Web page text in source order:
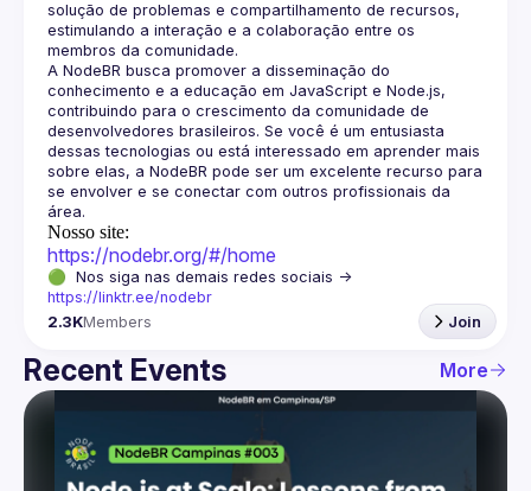
solução de problemas e compartilhamento de recursos,
estimulando a interação e a colaboração entre os
A NodeBR busca promover a disseminação do
conhecimento e a educação em JavaScript e Node.js,
contribuindo para o crescimento da comunidade de
desenvolvedores brasileiros. Se você é um entusiasta
dessas tecnologias ou está interessado em aprender mais
sobre elas, a NodeBR pode ser um excelente recurso para
se envolver e se conectar com outros profissionais da
Nosso site:
https://nodebr.org/#/home
https://linktr.ee/nodebr
2.3KMembers Join
Recent Events More